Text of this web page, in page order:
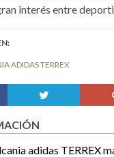
interés entre
ADIDAS TERREX
adidas TERREX